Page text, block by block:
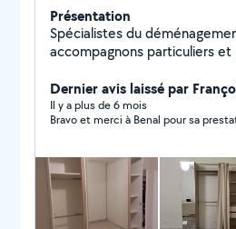
Présentation
Spécialistes du
accompagnons particuliers
Notre mission : vous offrir un
livraison rapide, sécurisé et sans
adaptons à chaque situation
Faites confiance à des
déménagement ou livraison en
déménagement ou livraison,
Dernier avis laissé par
Il y a plus de 6 mois
Bravo et merci à Benal pour sa